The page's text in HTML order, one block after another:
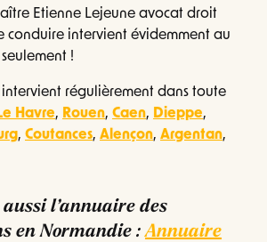
Etienne Lejeune avocat droit
conduire intervient évidemment au
!
intervient régulièrement dans toute
Havre, Rouen, Caen, Dieppe,
, Coutances, Alençon, Argentan,
l’annuaire des
en Normandie :Annuaire